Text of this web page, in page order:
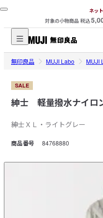
ネッ
対象の小物商品 税込
無
印
品
ネ
ト
ト
ア
無印良品 MUJI Labo MUJI
SALE
紳士 軽量撥水ナイロ
紳士ＸＬ・ライトグレー
商品番号 84768880